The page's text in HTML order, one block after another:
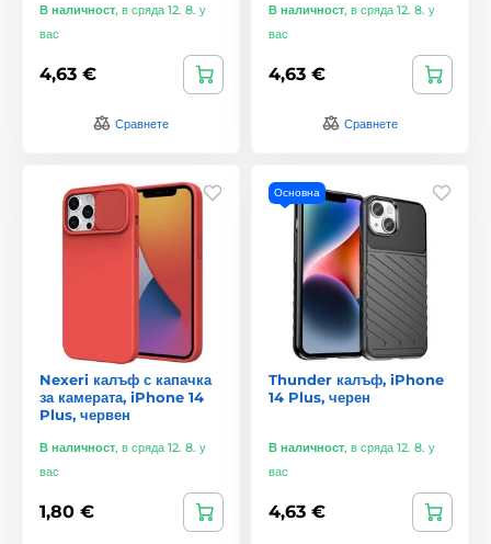
В наличност, в сряда 12. 8. у
вас
4,63 €
Сравнете
В наличност, в сряда 12. 8. у
вас
4,63 €
Сравнете
Nexeri калъф с капачка
за камерата, iPhone 14
Plus, червен
В наличност, в сряда 12. 8. у
вас
1,80 €
Основна
Thunder калъф, iPhone
14 Plus, черен
В наличност, в сряда 12. 8. у
вас
4,63 €